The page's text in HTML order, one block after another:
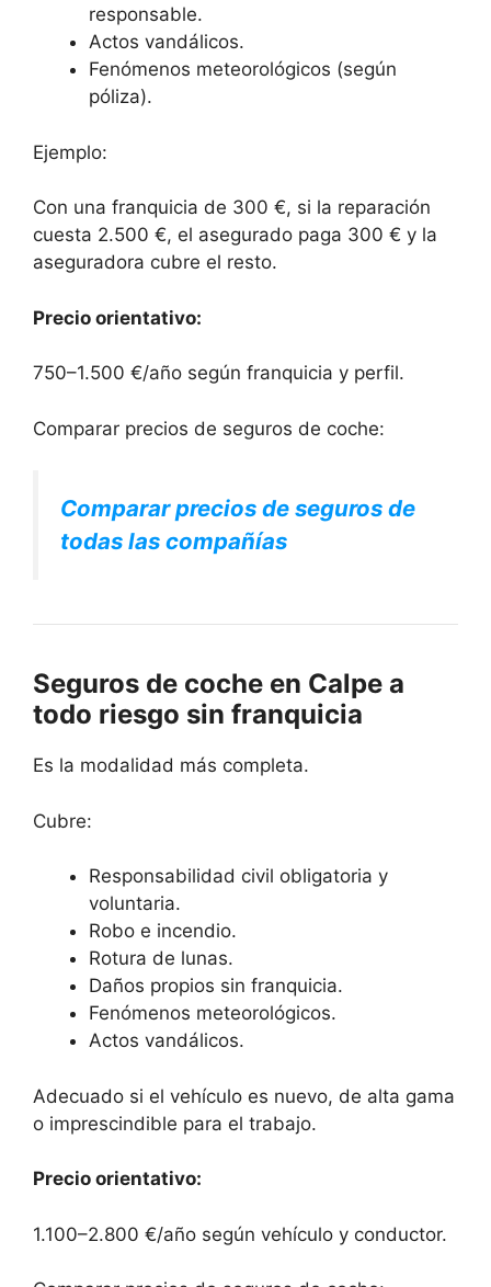
responsable.
Actos vandálicos.
Fenómenos meteorológicos (según
póliza).
Ejemplo:
Con una franquicia de 300 €, si la reparación
cuesta 2.500 €, el asegurado paga 300 € y la
aseguradora cubre el resto.
Precio orientativo:
750–1.500 €/año según franquicia y perfil.
Comparar precios de seguros de coche:
Comparar precios de seguros de
todas las compañías
Seguros de coche en Calpe a
todo riesgo sin franquicia
Es la modalidad más completa.
Cubre:
Responsabilidad civil obligatoria y
voluntaria.
Robo e incendio.
Rotura de lunas.
Daños propios sin franquicia.
Fenómenos meteorológicos.
Actos vandálicos.
Adecuado si el vehículo es nuevo, de alta gama
o imprescindible para el trabajo.
Precio orientativo:
1.100–2.800 €/año según vehículo y conductor.